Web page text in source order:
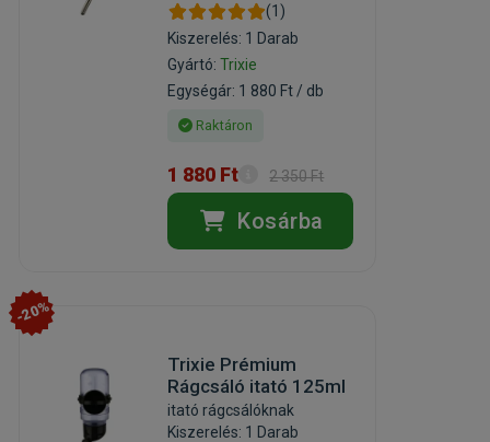
(1)
Kiszerelés: 1 Darab
Gyártó:Trixie
Egységár: 1 880 Ft / db
Raktáron
1 880 Ft 2 350 Ft
Kosárba
-20%
Trixie Prémium
Rágcsáló itató 125ml
itató rágcsálóknak
Kiszerelés: 1 Darab